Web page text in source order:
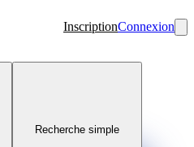
InscriptionConnexion
Recherche simple